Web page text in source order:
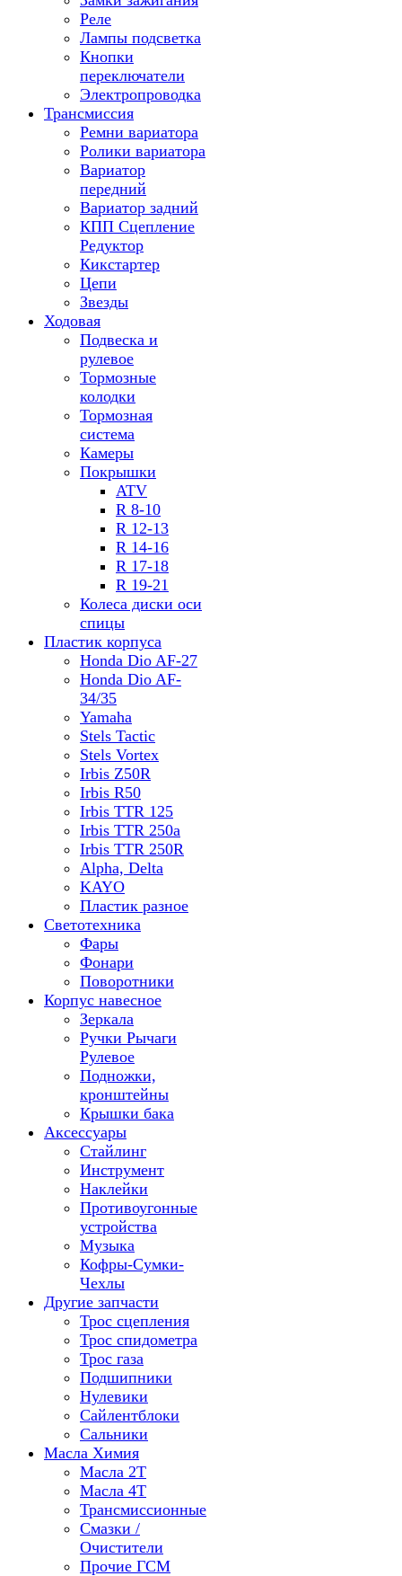
Реле
Лампы подсветка
Кнопки
переключатели
Электропроводка
Трансмиссия
Ремни вариатора
Ролики вариатора
Вариатор
передний
Вариатор задний
КПП Сцепление
Редуктор
Кикстартер
Цепи
Звезды
Ходовая
Подвеска и
рулевое
Тормозные
колодки
Тормозная
система
Камеры
Покрышки
ATV
R 8-10
R 12-13
R 14-16
R 17-18
R 19-21
Колеса диски оси
спицы
Пластик корпуса
Honda Dio AF-27
Honda Dio AF-
34/35
Yamaha
Stels Tactic
Stels Vortex
Irbis Z50R
Irbis R50
Irbis TTR 125
Irbis TTR 250a
Irbis TTR 250R
Alpha, Delta
KAYO
Пластик разное
Светотехника
Фары
Фонари
Поворотники
Корпус навесное
Зеркала
Ручки Рычаги
Рулевое
Подножки,
кронштейны
Крышки бака
Аксессуары
Стайлинг
Инструмент
Наклейки
Противоугонные
устройства
Музыка
Кофры-Сумки-
Чехлы
Другие запчасти
Трос сцепления
Трос спидометра
Трос газа
Подшипники
Нулевики
Сайлентблоки
Сальники
Масла Химия
Масла 2Т
Масла 4Т
Трансмиссионные
Смазки /
Очистители
Прочие ГСМ